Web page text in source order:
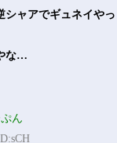
シャアでギュネイやっ
な…
ん